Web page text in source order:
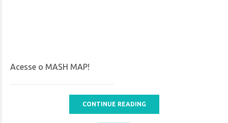
Acesse o MASH MAP!
CONTINUE READING